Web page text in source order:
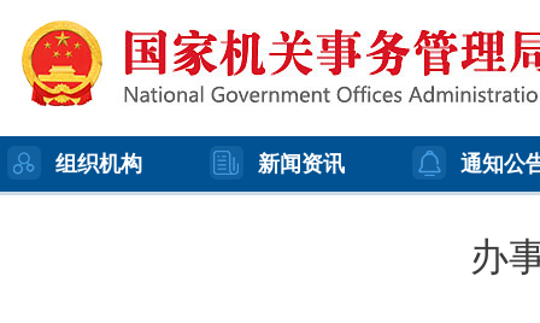
组织机构 新闻资讯 通知公
办